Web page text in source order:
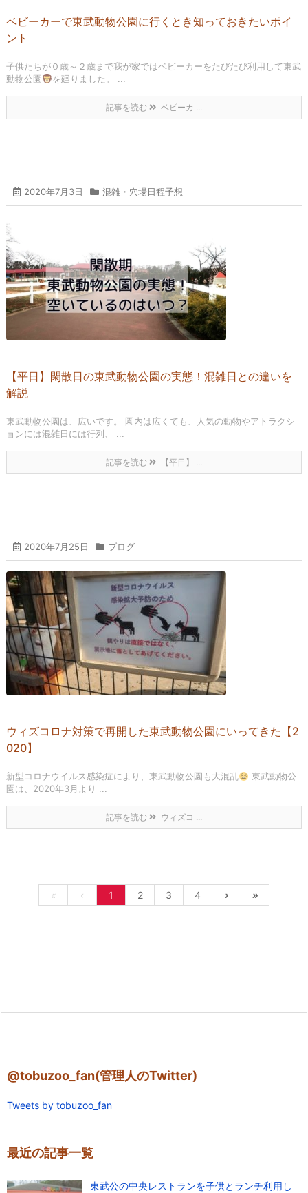
ベビーカーで東武動物公園に行くとき知っておきたいポイ
ント
子供たちが０歳～２歳まで我が家ではベビーカーをたびたび利用して東武
動物公園
を廻りました。 ...
記事を読む ベビーカ ...
2020年7月3日 混雑・穴場日程予想
【平日】閑散日の東武動物公園の実態！混雑日との違いを
解説
東武動物公園は、広いです。 園内は広くても、人気の動物やアトラクシ
ョンには混雑日には行列、 ...
記事を読む 【平日】 ...
2020年7月25日 ブログ
ウィズコロナ対策で再開した東武動物公園にいってきた【2
020】
新型コロナウイルス感染症により、東武動物公園も大混乱
東武動物公
園は、2020年3月より ...
記事を読む ウィズコ ...
« ‹ 1 2 3 4 › »
@tobuzoo_fan(管理人のTwitter)
Tweets by tobuzoo_fan
最近の記事一覧
東武公の中央レストランを子供とランチ利用し